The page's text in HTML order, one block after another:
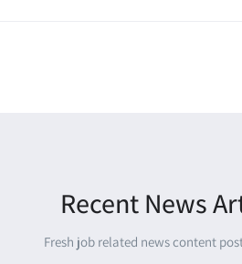
Recent News
Fresh job related news content